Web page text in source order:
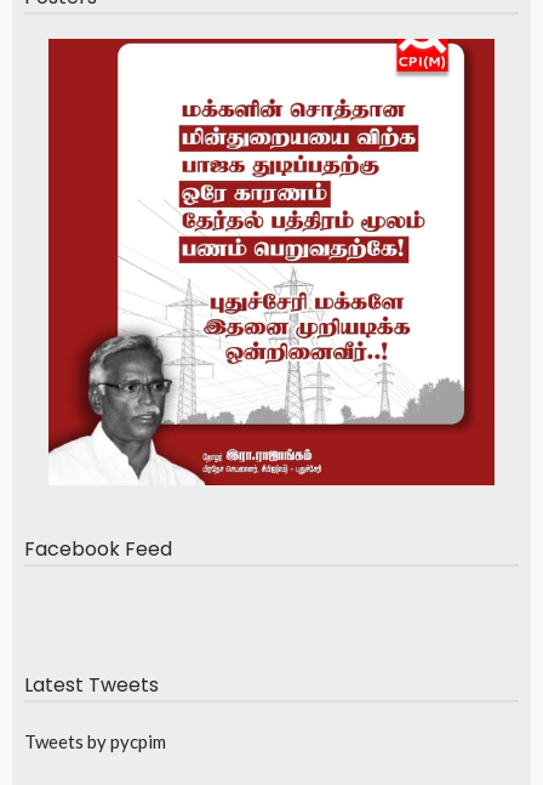
Facebook Feed
Latest Tweets
Tweets by pycpim